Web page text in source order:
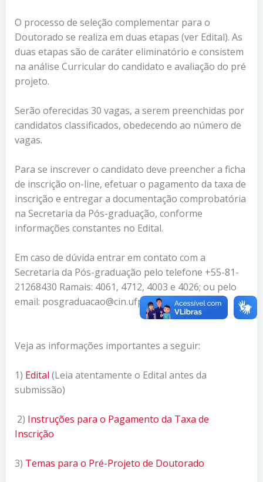
O processo de seleção complementar para o
Doutorado se realiza em duas etapas (ver Edital). As
duas etapas são de caráter eliminatório e consistem
na análise Curricular do candidato e avaliação do pré
projeto.
Serão oferecidas 30 vagas, a serem preenchidas por
candidatos classificados, obedecendo ao número de
vagas.
Para se inscrever o candidato deve preencher a ficha
de inscrição on-line, efetuar o pagamento da taxa de
inscrição e entregar a documentação comprobatória
na Secretaria da Pós-graduação, conforme
informações constantes no Edital.
Em caso de dúvida entrar em contato com a
Secretaria da Pós-graduação pelo telefone +55-81-
21268430 Ramais: 4061, 4712, 4003 e 4026; ou pelo
email: posgraduacao@cin.ufpe.br
Veja as informações importantes a seguir:
1) Edital (Leia atentamente o Edital antes da
submissão)
2) Instruções para o Pagamento da Taxa de
Inscrição
3) Temas para o Pré-Projeto de Doutorado